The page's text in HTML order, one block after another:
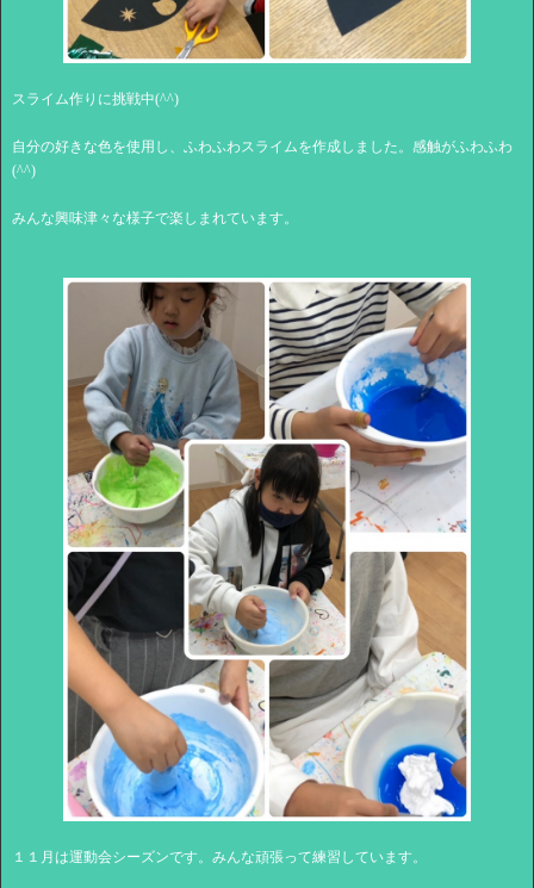
スライム作りに挑戦中(^^)
自分の好きな色を使用し、ふわふわスライムを作成しました。感触がふわふわ
(^^)
みんな興味津々な様子で楽しまれています。
１１月は運動会シーズンです。みんな頑張って練習しています。